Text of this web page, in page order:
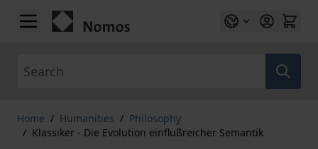
Skip to Content
Home / Humanities / Philosophy
/ Klassiker - Die Evolution einflußreicher Semantik